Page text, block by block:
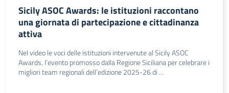
Sicily ASOC Awards: le istituzioni raccontano
una giornata di partecipazione e cittadinanza
attiva
Nel video le voci delle istituzioni intervenute al Sicily ASOC
Awards, l’evento promosso dalla Regione Siciliana per celebrare i
migliori team regionali dell’edizione 2025-26 di …